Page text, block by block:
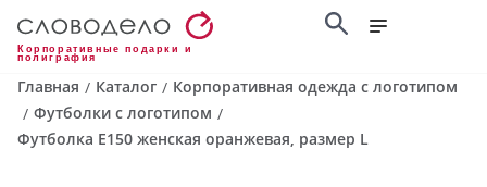
Корпоративные подарки и
полиграфия
Главная / Каталог / Корпоративная одежда с логотипом
/ Футболки с логотипом /
Футболка E150 женская оранжевая, размер L